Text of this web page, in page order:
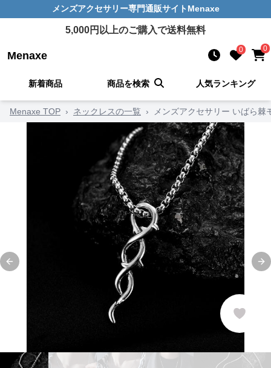
メンズアクセサリー専門通販サイト Menaxe
5,000円以上のご購入で送料無料
Menaxe 0 0
新着商品 商品を検索 人気ランキング
Menaxe TOP › ネックレスの一覧 › メンズアクセサリー いばら
Previous slide